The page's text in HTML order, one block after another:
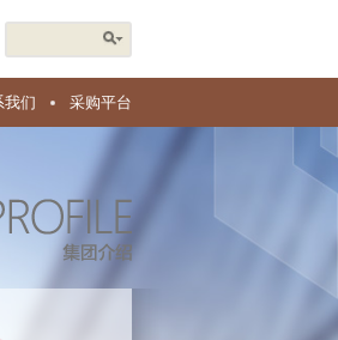
我们 采购平台